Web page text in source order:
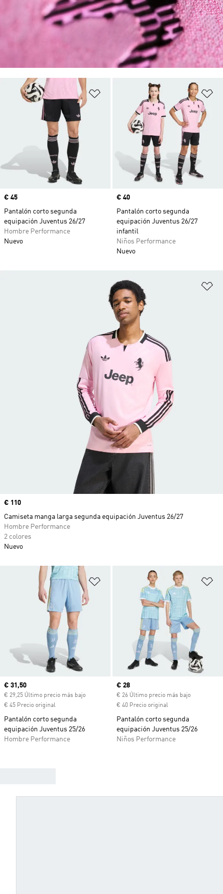
Añadir a la lista de deseos
Precio
€ 45
Pantalón corto segunda
equipación Juventus 26/27
Hombre Performance
Nuevo
Precio
€ 40
Pantalón corto segunda
equipación Juventus 26/27
infantil
Niños Performance
Nuevo
Añadir a la lista de deseos
Precio actual
€ 31,50
€ 29,25 Último precio más bajo
€ 45 Precio original
Pantalón corto segunda
equipación Juventus 25/26
Hombre Performance
Precio actual
€ 28
€ 26 Último precio más bajo
€ 40 Precio original
Pantalón corto segunda
equipación Juventus 25/26
Niños Performance
Precio
€ 110
Camiseta manga larga segunda equipación Juventus 26/27
Hombre Performance
2 colores
Nuevo